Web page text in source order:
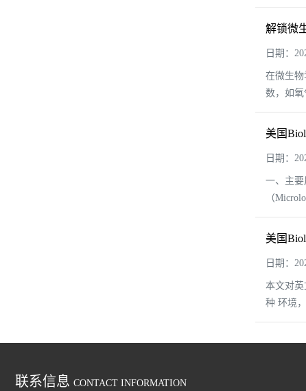
解锁微
日期：
在微生
数，如
美国
日期：
一、主
（
美国
日期：
本文对
种 环境
联系信息 CONTACT INFORMATION